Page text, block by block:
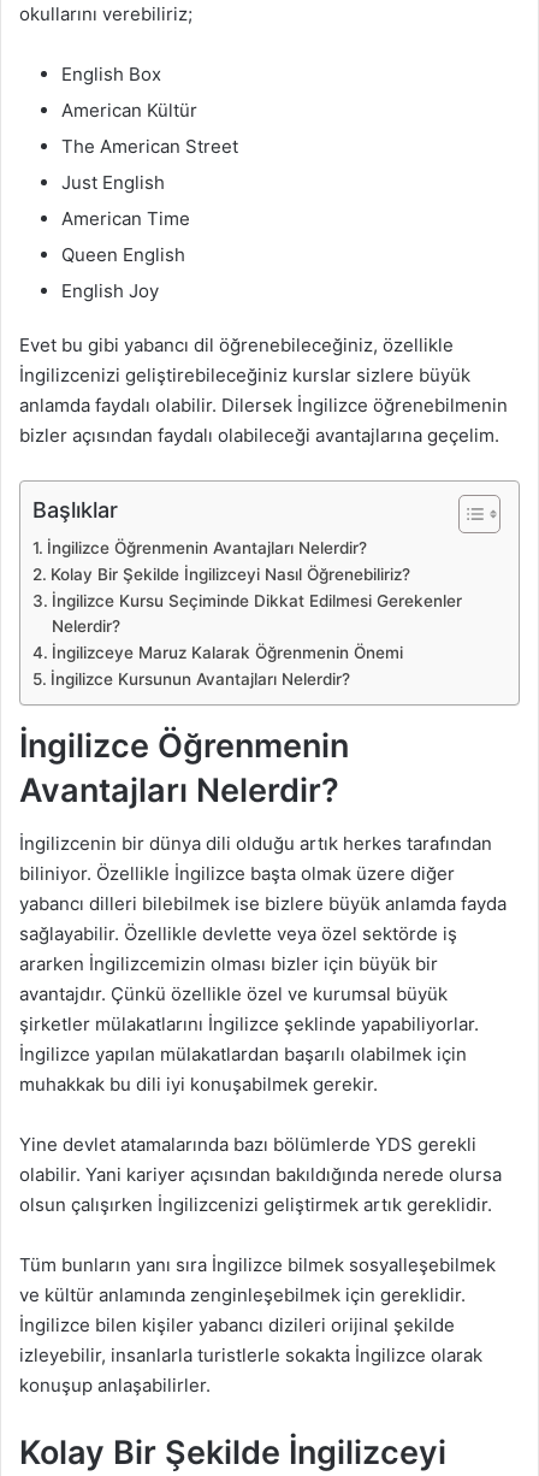
okullarını verebiliriz;
English Box
American Kültür
The American Street
Just English
American Time
Queen English
English Joy
Evet bu gibi yabancı dil öğrenebileceğiniz, özellikle
İngilizcenizi geliştirebileceğiniz kurslar sizlere büyük
anlamda faydalı olabilir. Dilersek İngilizce öğrenebilmenin
bizler açısından faydalı olabileceği avantajlarına geçelim.
Başlıklar
İngilizce Öğrenmenin Avantajları Nelerdir?
Kolay Bir Şekilde İngilizceyi Nasıl Öğrenebiliriz?
İngilizce Kursu Seçiminde Dikkat Edilmesi Gerekenler
Nelerdir?
İngilizceye Maruz Kalarak Öğrenmenin Önemi
İngilizce Kursunun Avantajları Nelerdir?
İngilizce Öğrenmenin
Avantajları Nelerdir?
İngilizcenin bir dünya dili olduğu artık herkes tarafından
biliniyor. Özellikle İngilizce başta olmak üzere diğer
yabancı dilleri bilebilmek ise bizlere büyük anlamda fayda
sağlayabilir. Özellikle devlette veya özel sektörde iş
ararken İngilizcemizin olması bizler için büyük bir
avantajdır. Çünkü özellikle özel ve kurumsal büyük
şirketler mülakatlarını İngilizce şeklinde yapabiliyorlar.
İngilizce yapılan mülakatlardan başarılı olabilmek için
muhakkak bu dili iyi konuşabilmek gerekir.
Yine devlet atamalarında bazı bölümlerde YDS gerekli
olabilir. Yani kariyer açısından bakıldığında nerede olursa
olsun çalışırken İngilizcenizi geliştirmek artık gereklidir.
Tüm bunların yanı sıra İngilizce bilmek sosyalleşebilmek
ve kültür anlamında zenginleşebilmek için gereklidir.
İngilizce bilen kişiler yabancı dizileri orijinal şekilde
izleyebilir, insanlarla turistlerle sokakta İngilizce olarak
konuşup anlaşabilirler.
Kolay Bir Şekilde İngilizceyi